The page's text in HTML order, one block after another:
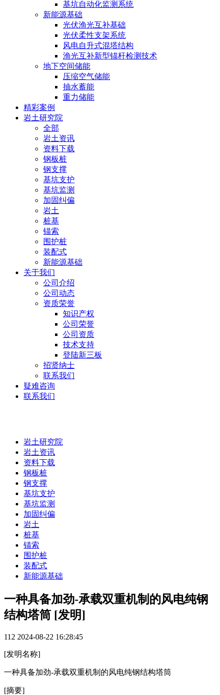
基坑自动化监测系统
新能源基础
光伏渔光互补基础
光伏柔性支架系统
风电自升式混塔结构
渔光互补新型锚杆检测技术
地下空间储能
压缩空气储能
抽水蓄能
重力储能
精彩案例
岩土研究院
全部
岩土资讯
资料下载
钢板桩
钢支撑
基坑支护
基坑监测
加固纠偏
岩土
桩基
锚索
围护桩
装配式
新能源基础
关于我们
公司介绍
公司动态
资质荣誉
知识产权
公司荣誉
公司资质
技术支持
登陆新三板
招贤纳士
联系我们
疑难咨询
联系我们
岩土研究院
岩土资讯
资料下载
钢板桩
钢支撑
基坑支护
基坑监测
加固纠偏
岩土
桩基
锚索
围护桩
装配式
新能源基础
一种具备加劲-承载双重机制的风电纯钢
结构塔筒 [发明]
112 2024-08-22 16:28:45
[发明名称]
一种具备加劲-承载双重机制的风电纯钢结构塔筒
[摘要]